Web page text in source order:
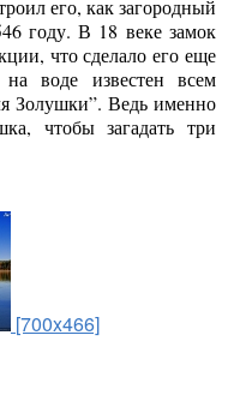
его, как загородный
году. В 18 веке замок
что сделало его еще
воде известен всем
Золушки”. Ведь именно
чтобы загадать три
[700x466]